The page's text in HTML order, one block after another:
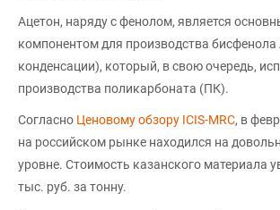
Ацетон, наряду с фенолом, является
компонентом для производства
конденсации), который, в свою очередь,
производства поликарбоната (ПК).
Согласно Ценовому обзору ICIS-MRC, в
на российском рынке находился на
уровне. Стоимость казанского материала
тыс. руб. за тонну.